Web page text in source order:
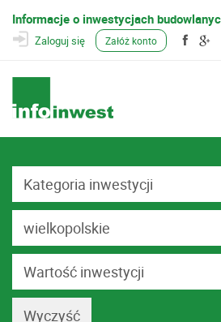
Informacje o inwestycjach
Zaloguj się Załóż konto
Kategoria inwestycji
wielkopolskie
Wartość inwestycji